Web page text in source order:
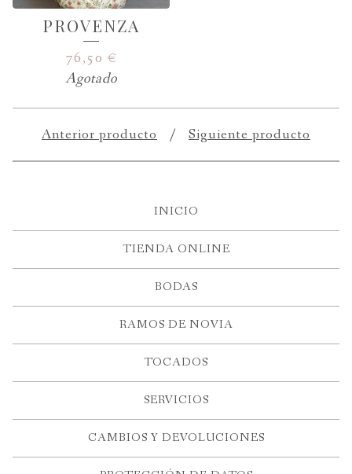
PROVENZA
76,50 €
Agotado
Anterior producto Siguiente producto
INICIO
TIENDA ONLINE
BODAS
RAMOS DE NOVIA
TOCADOS
SERVICIOS
CAMBIOS Y DEVOLUCIONES